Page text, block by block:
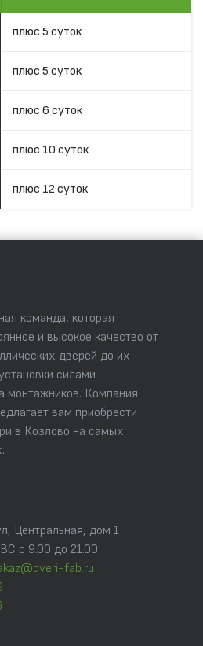
плюс 5 суток
плюс 5 суток
плюс 6 суток
плюс 10 суток
плюс 12 суток
команда, которая
и высокое качество от
дверей до их
силами
монтажников. Компания
вам приобрести
в Козлово на самых
Центральная, дом 1
с 9.00 до 21.00
fab.ru